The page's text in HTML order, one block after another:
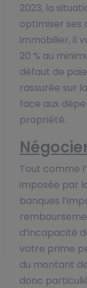
2023, la
optimiser ses
immobilier, il
20 % au
défaut de
rassurée sur
face aux
propriété.
Tout comme
imposée par
banques
d’incapacité
votre prime
du montant
donc